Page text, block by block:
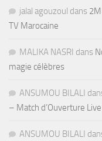
jalal agouzoul dans
TV Marocaine
MALIKA NASRI dans
magie célèbres
ANSUMOU BILALI
– Match d’Ouverture
ANSUMOU BILALI